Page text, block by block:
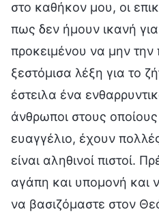
στο καθήκον μου, οι
πως δεν ήμουν ικανή για
προκειμένου να μην
ξεστόμισα λέξη για το
έστειλα ένα
άνθρωποι στους οποίους
ευαγγέλιο, έχουν
είναι αληθινοί πιστοί.
αγάπη και υπομονή και
να βασιζόμαστε στον